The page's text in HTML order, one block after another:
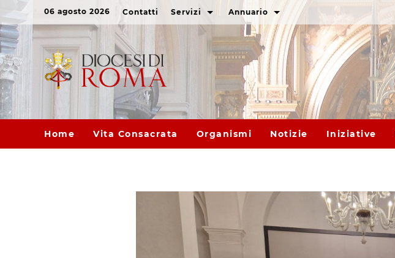
06 agosto 2026 Contatti Servizi Annuario
Home Vita Consacrata Organismi Notizie Iniziative